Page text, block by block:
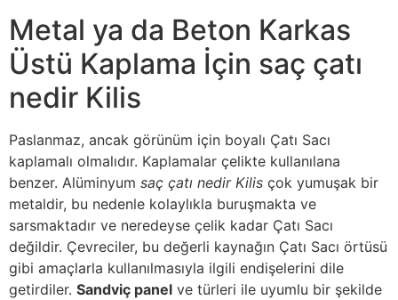
Metal ya da Beton Karkas
Üstü Kaplama İçin saç çatı
nedir Kilis
Paslanmaz, ancak görünüm için boyalı Çatı Sacı
kaplamalı olmalıdır. Kaplamalar çelikte kullanılana
benzer. Alüminyum saç çatı nedir Kilis çok yumuşak bir
metaldir, bu nedenle kolaylıkla buruşmakta ve
sarsmaktadır ve neredeyse çelik kadar Çatı Sacı
değildir. Çevreciler, bu değerli kaynağın Çatı Sacı örtüsü
gibi amaçlarla kullanılmasıyla ilgili endişelerini dile
getirdiler. Sandviç panel ve türleri ile uyumlu bir şekilde